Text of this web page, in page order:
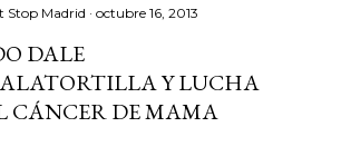
Stop Madrid octubre 16, 2013
DALE
Y LUCHA
CÁNCER DE MAMA